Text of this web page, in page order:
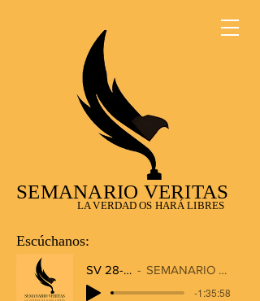
SEMANARIO VERITAS
LA VERDAD OS HARÁ LIBRES
Escúchanos:
SV 28-12-2025
SEMANARIO VERITAS RADIO
-1:35:58